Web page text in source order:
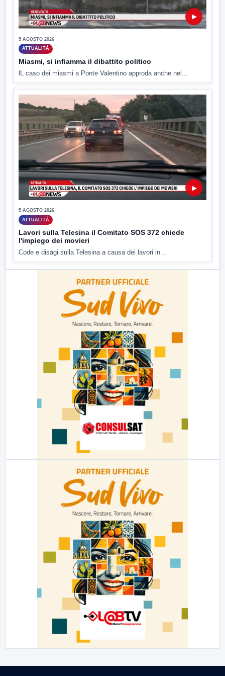
▶
5 AGOSTO 2026
ATTUALITÀ
Miasmi, si infiamma il dibattito politico
lL caso dei miasmi a Ponte Valentino approda anche nel...
▶
5 AGOSTO 2026
ATTUALITÀ
Lavori sulla Telesina il Comitato SOS 372 chiede
l'impiego dei movieri
Code e disagi sulla Telesina a causa dei lavori in...